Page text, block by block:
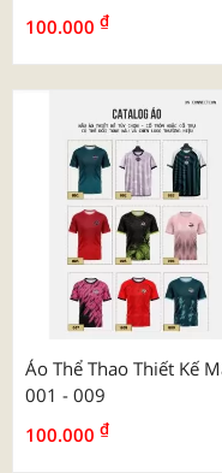
100.000 ₫
Áo Thể Thao Thiết Kế
001 - 009
100.000 ₫